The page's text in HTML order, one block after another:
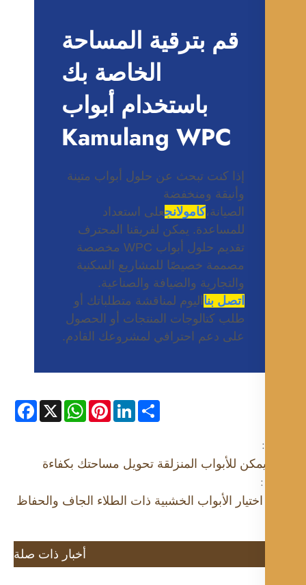
قم بترقية المساحة
الخاصة بك
باستخدام أبواب
Kamulang WPC
إذا كنت تبحث عن حلول أبواب متينة
وأنيقة ومنخفضة
كامولانجعلى استعداد
للمساعدة. يمكن لفريقنا المحترف
تقديم حلول أبواب WPC مخصصة
مصممة خصيصًا للمشاريع السكنية
والتجارية والضيافة والصناعية.
اليوم لمناقشة متطلباتك أو
طلب كتالوجات المنتجات أو الحصول
على دعم احترافي لمشروعك القادم.
Facebook X
WhatsAppPinterestLinkedIn
للأبواب المنزلقة تحويل مساحتك بكفاءة
الأبواب الخشبية ذات الطلاء الجاف والحفاظ
أخبار ذات صلة